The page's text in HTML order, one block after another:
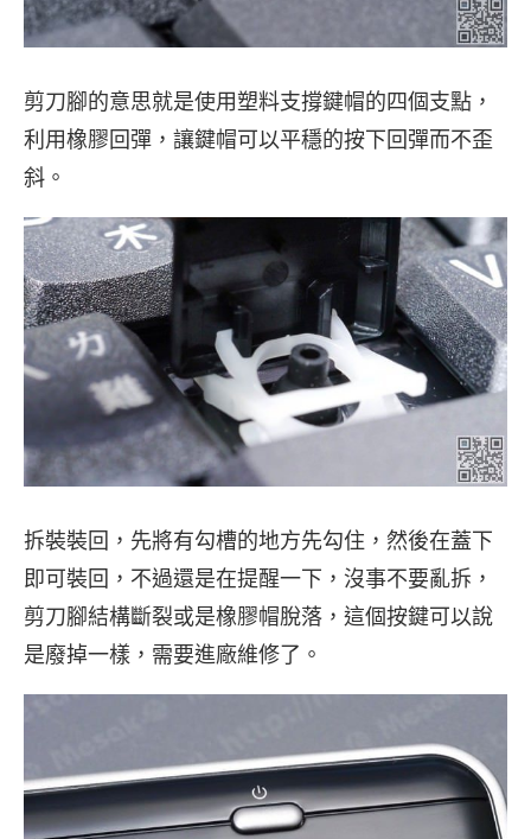
剪刀腳的意思就是使用塑料支撐鍵帽的四個支點，
利用橡膠回彈，讓鍵帽可以平穩的按下回彈而不歪
斜。
拆裝裝回，先將有勾槽的地方先勾住，然後在蓋下
即可裝回，不過還是在提醒一下，沒事不要亂拆，
剪刀腳結構斷裂或是橡膠帽脫落，這個按鍵可以說
是廢掉一樣，需要進廠維修了。